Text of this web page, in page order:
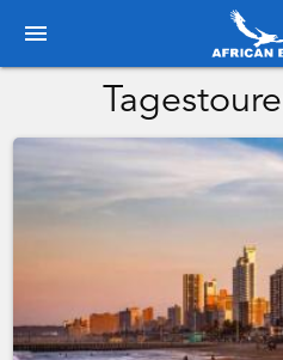
menu